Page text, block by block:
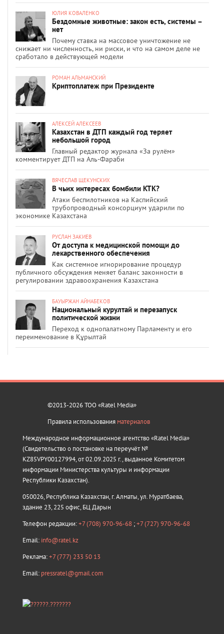
ЮЛИЯ КОВАЛЕНКО
Бездомные животные: закон есть, системы –
нет
Почему ставка на массовое уничтожение не
снижает ни численность, ни риски, и что на самом деле не
сработало в действующей модели
РОМАН АЛЬМАНСКИЙ
Криптоплатеж при Президенте
АЛЕКСЕЙ АЛЕКСЕЕВ
Казахстан в ДТП каждый год теряет
небольшой город
Главный редактор журнала «За рулём»
комментирует ДТП на Аль-Фараби
ВЯЧЕСЛАВ ЩЕКУНСКИХ
В чьих интересах бомбили КТК?
Атаки беспилотников на Каспийский
трубопроводный консорциум ударили по
экономике Казахстана
РУСЛАН ЗАКИЕВ
От доступа к медицинской помощи до
лекарственного обеспечения
Как системное игнорирование процедур
публичного обсуждения меняет баланс законности в
регулировании здравоохранения Казахстана
БАУЫРЖАН АЙНАБЕКОВ
Национальный курултай и перезапуск
политической жизни
Переход к однопалатному Парламенту и его
переименование в Құрылтай
©2013-2026 ТОО «Ratel Media»
Правила использования материалов
Международное информационное агентство «Ratel Media»
(Свидетельство о постановке на переучёт №
KZ85VPY00127994, от 02.09.2025 г., выданное Комитетом
информации Министерства культуры и информации
Республики Казахстан).
050026, Республика Казахстан, г. Алматы, ул. Муратбаева,
здание 23, 225 офис, БЦ Дарын
Телефон редакции:+7 (708) 970-96-68 ;+7 (727) 970-96-68
Email: info@ratel.kz
Реклама:+7 (777) 233 50 13
Email: pressratel@gmail.com